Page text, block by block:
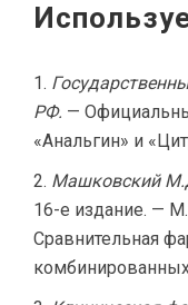
РФ. —
«Анальгин» и
Машковский
16-е издание. —
Сравнительная